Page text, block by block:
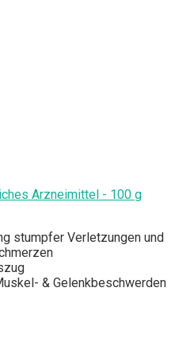
Arzneimittel - 100 g
stumpfer Verletzungen und
& Gelenkbeschwerden